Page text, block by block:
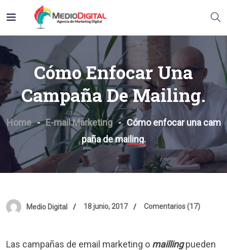
Cómo Enfocar Una
Campaña De Mailing.
Home E-mail Marketing
Cómo enfocar una cam
paña de mailing.
Medio Digital 18 junio, 2017 Comentarios (17)
Las campañas de email marketing o maillingpueden